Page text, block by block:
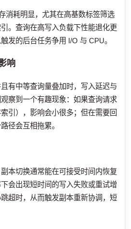
消耗明显，尤其在高基数标签筛选
。查询在高写入负载下性能退化更
发的后台任务争用 I/O 与 CPU。
响
有中等查询量叠加时，写入延迟与
察到一个有趣现象：如果查询请求
引），影响会小很多；但在需要回
径会互相拖累。
本切换通常能在可接受时间内恢复
会出现短时间的写入失败或重试增
超时，从而触发副本重新协调，短